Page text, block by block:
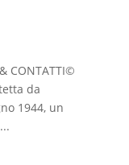
CONTATTI©
da
1944, un